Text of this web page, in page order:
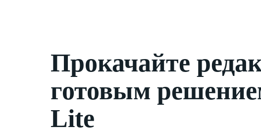
Прокачайте
готовым
Lite